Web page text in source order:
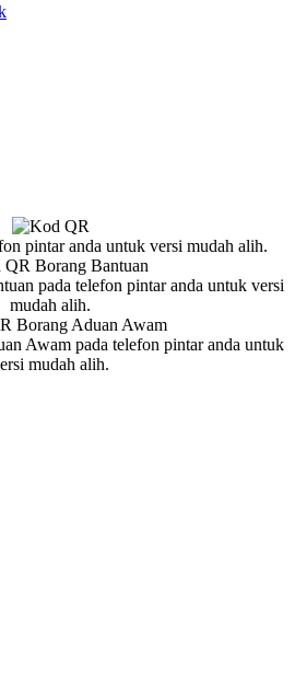
pintar anda untuk versi mudah alih.
pada telefon pintar anda untuk versi
mudah alih.
Awam pada telefon pintar anda untuk
mudah alih.